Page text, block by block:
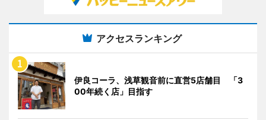
アクセスランキング
伊良コーラ、浅草観音前に直営5店舗目 「3
00年続く店」目指す